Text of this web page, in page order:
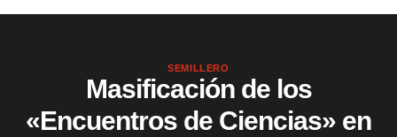
SEMILLERO
Masificación de los
«Encuentros de Ciencias» en